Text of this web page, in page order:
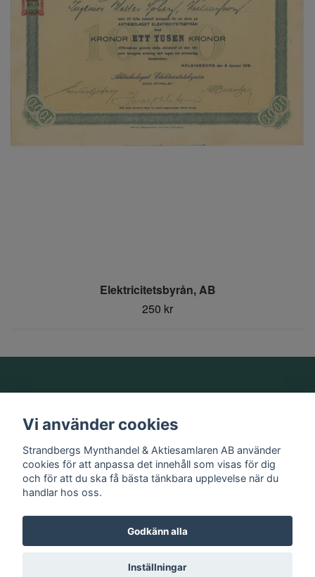
Elektricitetsbyrån, AB
250 kr
Information
Sociala medier
© 2026 Strandbergs Mynthandel & Aktiesamlaren AB
Vi använder cookies
Strandbergs Mynthandel & Aktiesamlaren AB använder
cookies för att anpassa det innehåll som visas för dig
och för att du ska få bästa tänkbara upplevelse när du
handlar hos oss.
Godkänn alla
Inställningar